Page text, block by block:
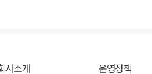
사소개 운영정책